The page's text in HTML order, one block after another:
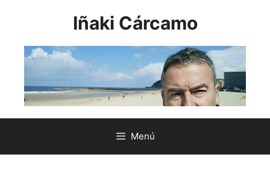
contenido
Iñaki Cárcamo
Menú